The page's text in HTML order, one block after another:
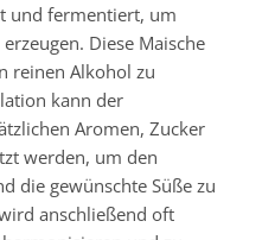
und fermentiert, um
Diese Maische
reinen Alkohol zu
kann der
Aromen, Zucker
werden, um den
die gewünschte Süße zu
anschließend oft